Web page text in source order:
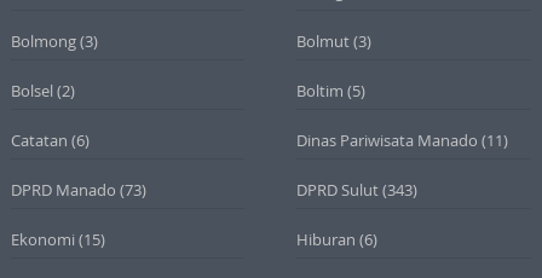
Bolmong(3) Bolmut(3)
Bolsel (2) Boltim (5)
Catatan (6) Dinas Pariwisata Manado (11)
DPRD Manado (73) DPRD Sulut(343)
Ekonomi (15) Hiburan (6)